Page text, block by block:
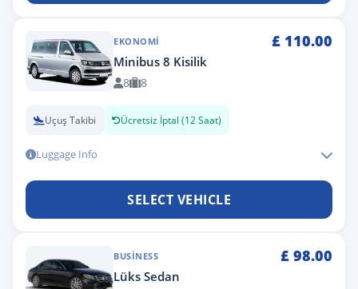
EKONOMI £ 110.00
Minibus 8 Kisilik
8 8
Uçuş Takibi Ücretsiz İptal (12 Saat)
Luggage Info
SELECT VEHICLE
BUSINESS £ 98.00
Lüks Sedan